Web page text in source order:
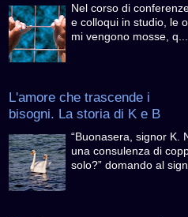
Nel corso di
e colloqui in studio, le
mi vengono mosse, q...
L'amore che trascende i
bisogni. La storia di K e B
“Buonasera, signor K.
una consulenza di
solo?” domando al